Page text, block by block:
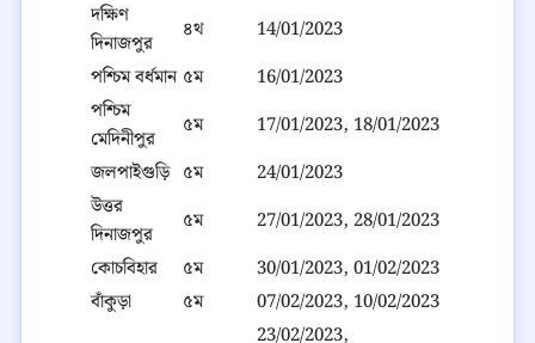
দক্ষিণ
দিনাজপুর
৪থ
14/01/2023
পশ্চিম বর্ধমান ৫ম
16/01/2023
পশ্চিম
মেদিনীপুর
৫ম
17/01/2023, 18/01/2023
জলপাইগুড়ি ৫ম
24/01/2023
উত্তর
দিনাজপুর
৫ম
27/01/2023, 28/01/2023
কোচবিহার
৫ম
30/01/2023, 01/02/2023
বাঁকুড়া
৫ম 07/02/2023, 10/02/2023
23/02/2023,